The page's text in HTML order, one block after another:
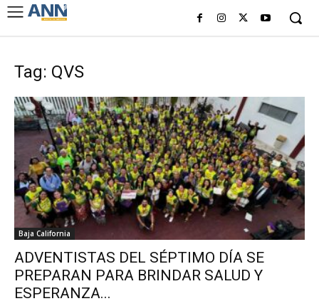
Tag: QVS
Baja California
ADVENTISTAS DEL SÉPTIMO DÍA SE
PREPARAN PARA BRINDAR SALUD Y
ESPERANZA...